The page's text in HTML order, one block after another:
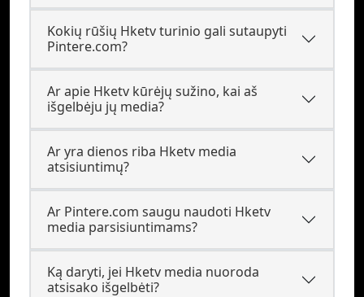
Kokių rūšių Hketv turinio gali sutaupyti
Pintere.com?
Ar apie Hketv kūrėjų sužino, kai aš
išgelbėju jų media?
Ar yra dienos riba Hketv media
atsisiuntimų?
Ar Pintere.com saugu naudoti Hketv
media parsisiuntimams?
Ką daryti, jei Hketv media nuoroda
atsisako išgelbėti?